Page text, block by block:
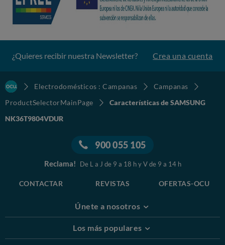
¿Quieres recibir nuestra Newsletter? Crea una cuenta
Electrodomésticos : Campanas
Campanas
ProductSelectorMainPage
Características de SAMSUNG
NK36T9804VDUR
900 055 105
Reclama! De L a J de 9 a 18 h y V de 9 a 14 h
CONTACTAR REVISTAS OFERTAS-OCU
Únete a nosotros
Los más populares